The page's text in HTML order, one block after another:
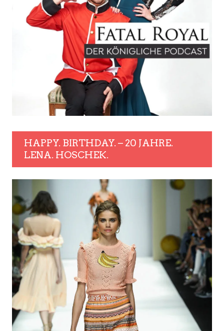
HAPPY. BIRTHDAY. – 20 JAHRE.
LENA. HOSCHEK.